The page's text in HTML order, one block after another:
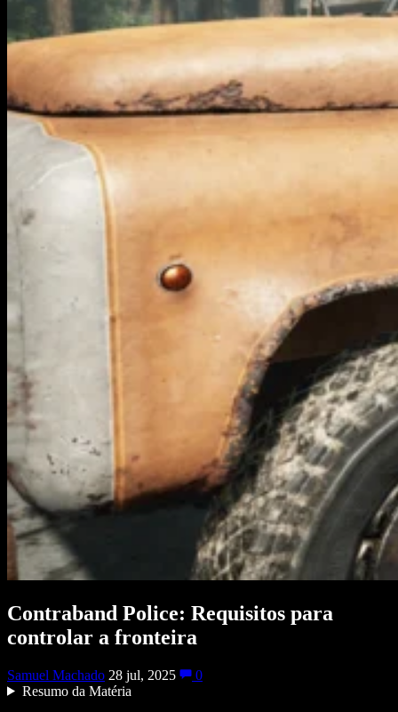
Contraband Police: Requisitos para
controlar a fronteira
Samuel Machado 28 jul, 2025
0
Resumo da Matéria